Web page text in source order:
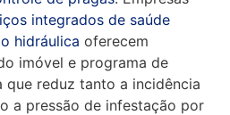
integrados de saúde
hidráulica oferecem
imóvel e programa de
que reduz tanto a incidência
a pressão de infestação por